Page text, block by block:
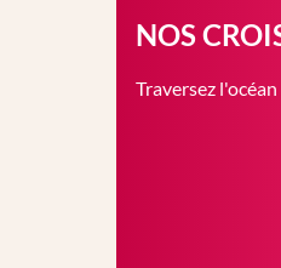
NOS
Traversez